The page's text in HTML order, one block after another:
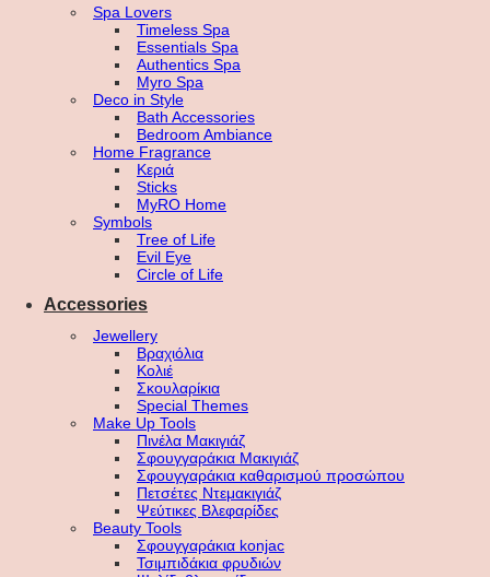
Spa Lovers
Timeless Spa
Essentials Spa
Authentics Spa
Myro Spa
Deco in Style
Bath Accessories
Bedroom Ambiance
Home Fragrance
Κεριά
Sticks
MyRO Home
Symbols
Tree of Life
Evil Eye
Circle of Life
Accessories
Jewellery
Βραχιόλια
Κολιέ
Σκουλαρίκια
Special Themes
Make Up Tools
Πινέλα Μακιγιάζ
Σφουγγαράκια Μακιγιάζ
Σφουγγαράκια καθαρισμού προσώπου
Πετσέτες Ντεμακιγιάζ
Ψεύτικες Βλεφαρίδες
Beauty Tools
Σφουγγαράκια konjac
Τσιμπιδάκια φρυδιών